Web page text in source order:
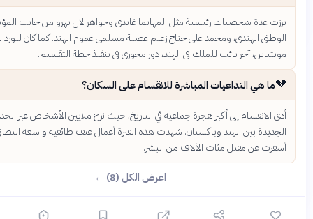
شخصيات رئيسية مثل المهاتما غاندي وجواهر لال نهرو من جانب المؤتمر
الهندي، ومحمد علي جناح زعيم عصبة مسلمي عموم الهند. كما كان للورد لويس
آخر نائب للملك في الهند، دور محوري في تنفيذ خطة التقسيم.
هي التداعيات المباشرة للانقسام على السكان؟
إلى أكبر هجرة جماعية في التاريخ، حيث نزح ملايين الأشخاص عبر الحدود
بين الهند وباكستان. شهدت هذه الفترة أعمال عنف طائفية واسعة النطاق،
عن مقتل مئات الآلاف من البشر.
اعرض الكل (8) ←